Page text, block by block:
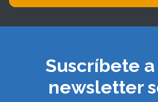
Suscríbete
newsletter